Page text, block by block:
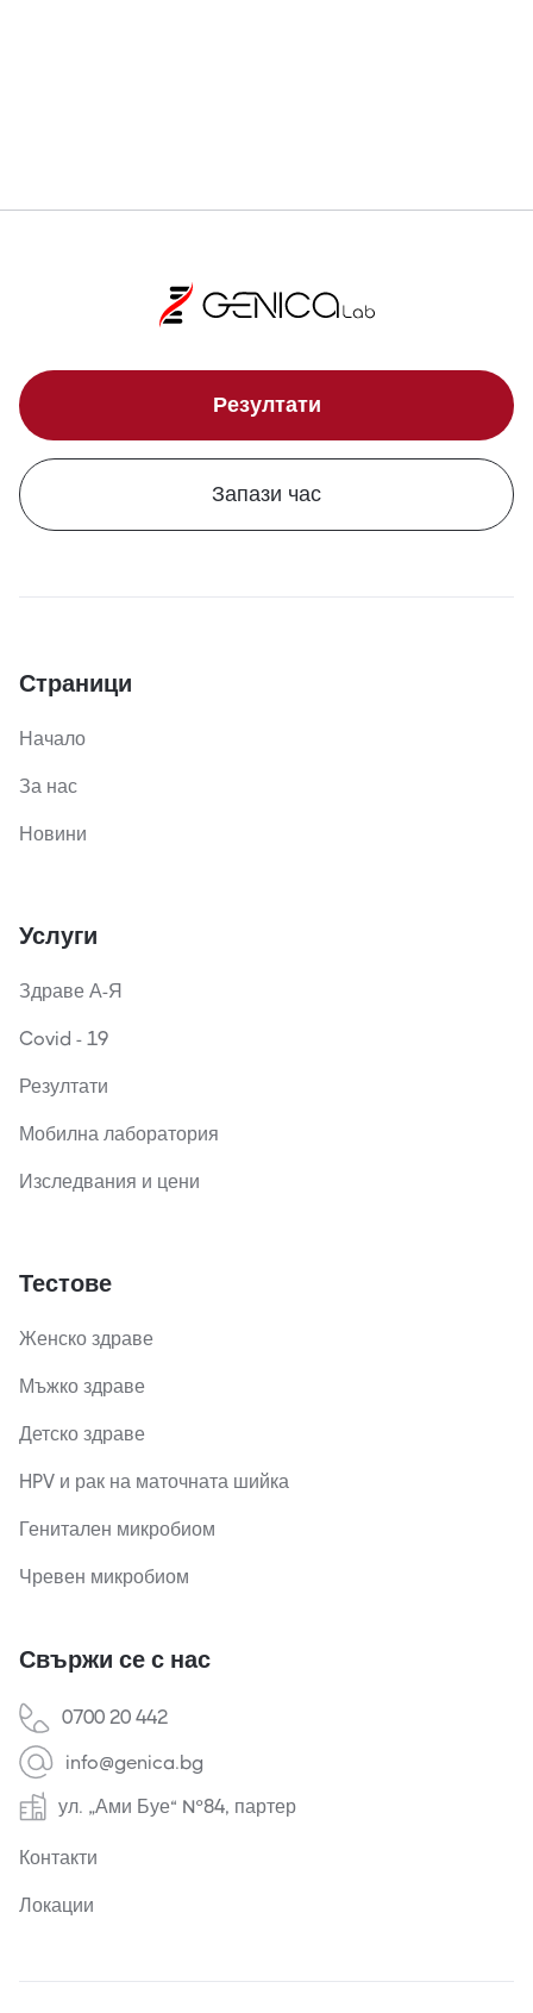
Резултати
Запази час
Страници
Начало
За нас
Новини
Услуги
Здраве А-Я
Covid - 19
Резултати
Мобилна лаборатория
Изследвания и цени
Тестове
Женско здраве
Мъжко здраве
Детско здраве
HPV и рак на маточната шийка
Генитален микробиом
Чревен микробиом
Свържи се с нас
0700 20 442
info@genica.bg
ул. „Ами Буе“ №84, партер
Контакти
Локации